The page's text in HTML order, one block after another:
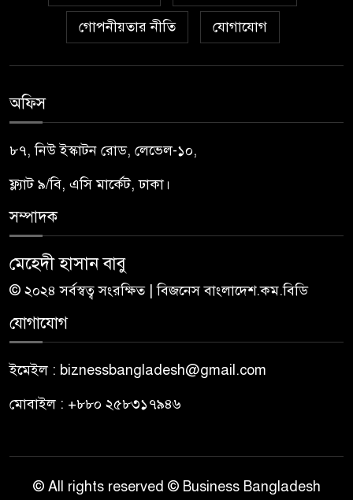
গোপনীয়তার নীতি যোগাযোগ
অফিস
৮৭, নিউ ইস্কাটন রোড, লেভেল-১০,
ফ্ল্যাট ৯/বি, এসি মার্কেট, ঢাকা।
সম্পাদক
মেহেদী হাসান বাবু
© ২০২৪ সর্বস্বত্ব সংরক্ষিত | বিজনেস বাংলাদেশ.কম.বিডি
যোগাযোগ
ইমেইল : biznessbangladesh@gmail.com
মোবাইল : +৮৮০ ২৫৮৩১৭৯৪৬
© All rights reserved © Business Bangladesh